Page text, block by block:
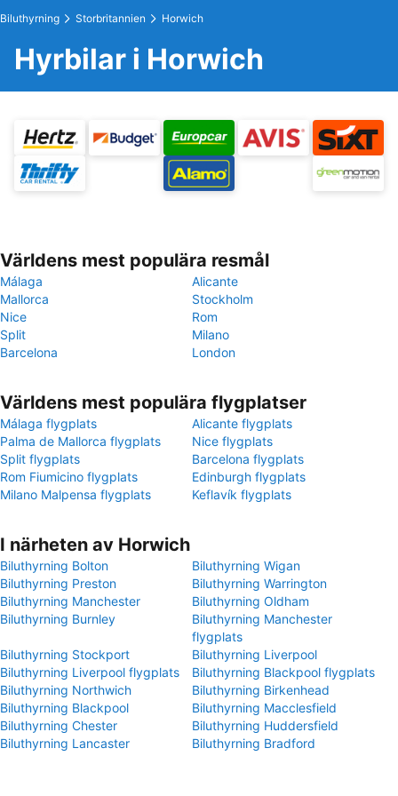
Biluthyrning Storbritannien Horwich
Hyrbilar i Horwich
Världens mest populära resmål
Málaga
Alicante
Mallorca
Stockholm
Nice
Rom
Split
Milano
Barcelona
London
Världens mest populära flygplatser
Málaga flygplats
Alicante flygplats
Palma de Mallorca flygplats
Nice flygplats
Split flygplats
Barcelona flygplats
Rom Fiumicino flygplats
Edinburgh flygplats
Milano Malpensa flygplats
Keflavík flygplats
I närheten av Horwich
Biluthyrning Bolton
Biluthyrning Wigan
Biluthyrning Preston
Biluthyrning Warrington
Biluthyrning Manchester
Biluthyrning Oldham
Biluthyrning Burnley
Biluthyrning Manchester
flygplats
Biluthyrning Stockport
Biluthyrning Liverpool
Biluthyrning Liverpool flygplats
Biluthyrning Blackpool flygplats
Biluthyrning Northwich
Biluthyrning Birkenhead
Biluthyrning Blackpool
Biluthyrning Macclesfield
Biluthyrning Chester
Biluthyrning Huddersfield
Biluthyrning Lancaster
Biluthyrning Bradford